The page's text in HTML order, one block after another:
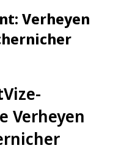
Verheyen
Vize-
Verheyen